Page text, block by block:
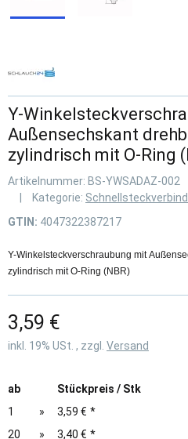
Y-
Außensechskant
zylindrisch mit O-Ring
Artikelnummer: BS-YWSADAZ-002
Kategorie:
GTIN: 4047322387217
Y-Winkelsteckverschraubung mit
zylindrisch mit O-Ring (NBR)
3,59 €
inkl. 19% USt. , zzgl. Versand
ab
Stückpreis / Stk
1
» 3,59 € *
20
» 3,40 € *